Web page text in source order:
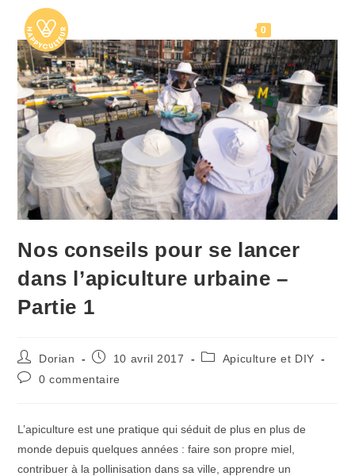
content
0
Nos conseils pour se lancer
dans l’apiculture urbaine –
Partie 1
Auteur/autrice
de
la
Dorian
Publication
10 avril 2017
PostApiculture et DIY
Commentaires
0 commentaire
L’apiculture est une pratique qui séduit de plus en plus de
monde depuis quelques années : faire son propre miel,
contribuer à la pollinisation dans sa ville, apprendre un